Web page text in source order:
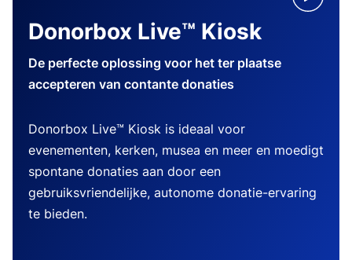
Donorbox Live™ Kiosk
De perfecte oplossing voor het ter plaatse
accepteren van contante donaties
Donorbox Live™ Kiosk is ideaal voor
evenementen, kerken, musea en meer en moedigt
spontane donaties aan door een
gebruiksvriendelijke, autonome donatie-ervaring
te bieden.